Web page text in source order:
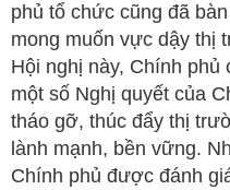
phủ tổ chức cũng đã
mong muốn vực dậy thị
Hội nghị này, Chính phủ
một số Nghị quyết của
tháo gỡ, thúc đẩy thị
lành mạnh, bền vững.
Chính phủ được đánh